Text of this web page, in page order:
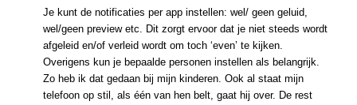
Je kunt de notificaties per app instellen: wel/ geen geluid,
wel/geen preview etc. Dit zorgt ervoor dat je niet steeds wordt
afgeleid en/of verleid wordt om toch ‘even’ te kijken.
Overigens kun je bepaalde personen instellen als belangrijk.
Zo heb ik dat gedaan bij mijn kinderen. Ook al staat mijn
telefoon op stil, als één van hen belt, gaat hij over. De rest